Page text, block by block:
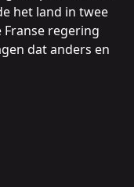
het land in twee
Franse regering
dat anders en